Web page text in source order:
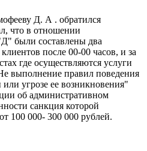
Д. А . обратился
что в отношении
были составлены два
после 00-00 часов, и за
где осуществляются услуги
выполнение правил поведения
угрозе ее возникновения"
об административном
санкция которой
100 000- 300 000 рублей.